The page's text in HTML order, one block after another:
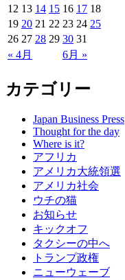
« 4月 6月 »
12 13 14 15 16 17 18
19 20 21 22 23 24 25
26 27 28 29 30 31
カテゴリー
Japan Business Press
Thought for the day
Where is it?
アフリカ
アメリカ大統領選
アメリカ社会
ウチの猫
お知らせ
キックオフ
タクシーの中へ
トランプ政権
ニューウェーブ